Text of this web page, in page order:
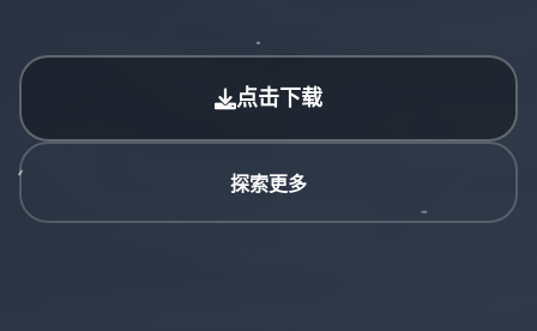
点击下载
探索更多